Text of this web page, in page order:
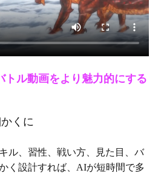
トル動画をより魅力的にする
くに
ル、習性、戦い方、見た目、バ
く設計すれば、AIが短時間で多